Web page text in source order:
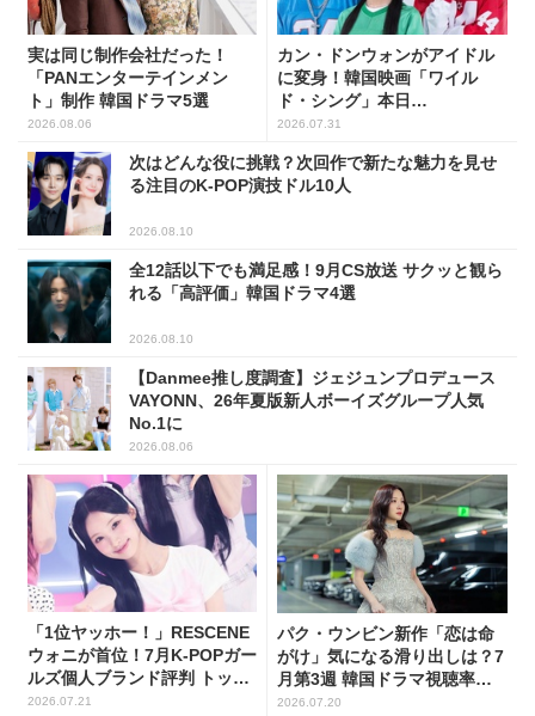
実は同じ制作会社だった！
「PANエンターテインメン
ト」制作 韓国ドラマ5選
2026.08.06
カン・ドンウォンがアイドル
に変身！韓国映画「ワイル
ド・シング」本日
(7/31)Netflix配信開始
2026.07.31
次はどんな役に挑戦？次回作で新たな魅力を見せ
る注目のK-POP演技ドル10人
2026.08.10
全12話以下でも満足感！9月CS放送 サクッと観ら
れる「高評価」韓国ドラマ4選
2026.08.10
【Danmee推し度調査】ジェジュンプロデュース
VAYONN、26年夏版新人ボーイズグループ人気
No.1に
2026.08.06
「1位ヤッホー！」RESCENE
ウォニが首位！7月K-POPガー
ルズ個人ブランド評判 トップ
5
2026.07.21
パク・ウンビン新作「恋は命
がけ」気になる滑り出しは？7
月第3週 韓国ドラマ視聴率ラ
ンキング
2026.07.20